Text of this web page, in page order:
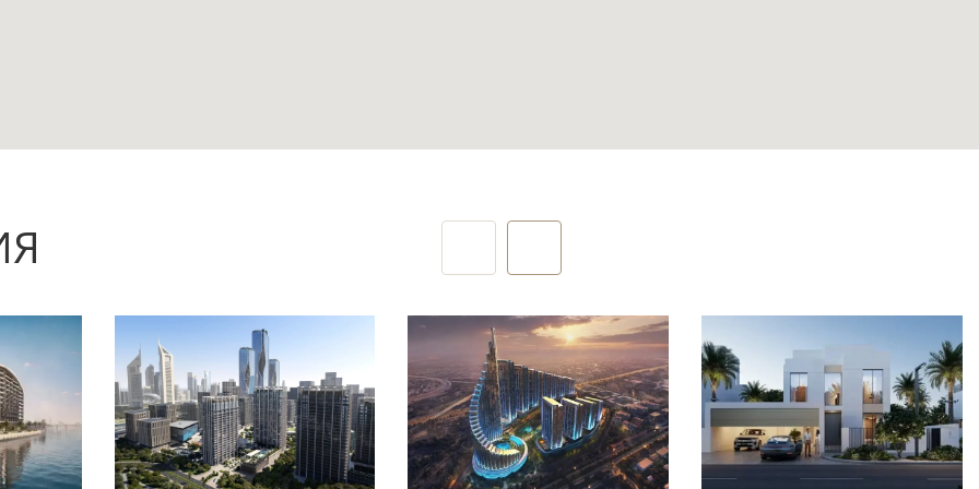
на открытом воздухе, а собственный бассейн
камерный характер проживания и ориентирована
в 1,8 км, что добавляет вариантивности